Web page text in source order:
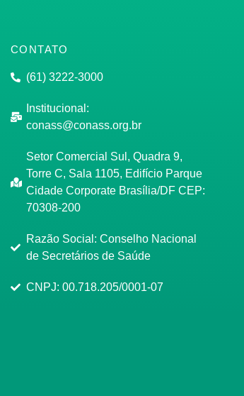
CONTATO
(61) 3222-3000
Institucional:
conass@conass.org.br
Setor Comercial Sul, Quadra 9,
Torre C, Sala 1105, Edifício Parque
Cidade Corporate Brasília/DF CEP:
70308-200
Razão Social: Conselho Nacional
de Secretários de Saúde
CNPJ: 00.718.205/0001-07